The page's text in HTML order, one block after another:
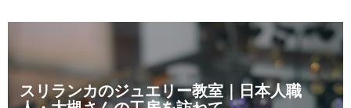
スリランカのジュエリー教室｜日本人職